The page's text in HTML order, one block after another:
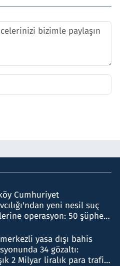
Cumhuriyet
yeni nesil suç
operasyon: 50 şüpheli
yasa dışı bahis
34 gözaltı:
2 Milyar liralık para trafiği